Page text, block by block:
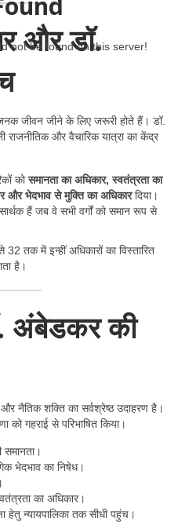
और डॉ.
जीवन जीने के लिए जरूरी होते हैं। डॉ.
और वैचारिक यात्रा का केंद्र
कोसमानता का अधिकार, स्वतंत्रता का
और भेदभाव से मुक्ति का अधिकारदिया।
हैं जब वे सभी वर्गों को समान रूप से
तक में इन्हीं अधिकारों का विस्तारित
है।
अंबेडकर की
नैतिक शक्ति का सर्वश्रेष्ठ उदाहरण है।
को गहराई से परिभाषित किया।
भेदभाव का निषेध।
का अधिकार।
हेतु न्यायपालिका तक सीधी पहुंच।
not be found on this server!